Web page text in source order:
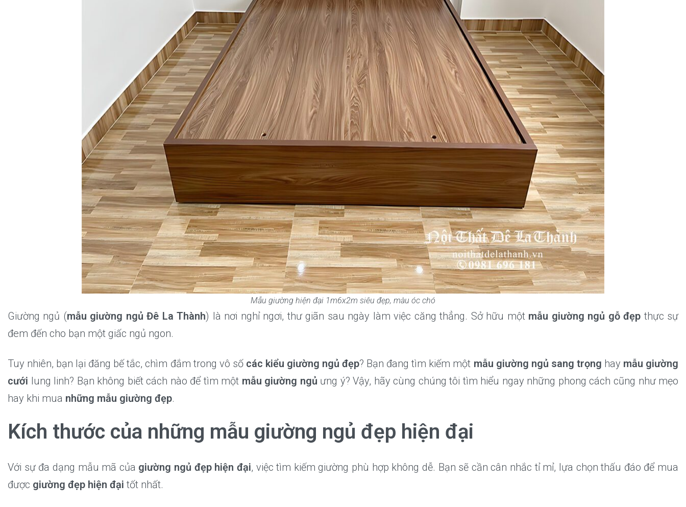
Mẫu giường hiện đại 1m6x2m siêu đẹp, màu óc chó
Giường ngủ (mẫu giường ngủ Đê La Thành) là nơi nghỉ ngơi, thư giãn sau ngày làm việc căng thẳng. Sở hữu một mẫu giường ngủ gỗ đẹp thực sự
đem đến cho bạn một giấc ngủ ngon.
Tuy nhiên, bạn lại đăng bế tắc, chìm đắm trong vô số các kiểu giường ngủ đẹp? Bạn đang tìm kiếm một mẫu giường ngủ sang trọng hay mẫu giường
cưới lung linh? Bạn không biết cách nào để tìm một mẫu giường ngủ ưng ý? Vậy, hãy cùng chúng tôi tìm hiểu ngay những phong cách cũng như mẹo
hay khi mua những mẫu giường đẹp.
Kích thước của những mẫu giường ngủ đẹp hiện đại
Với sự đa dạng mẫu mã của giường ngủ đẹp hiện đại, việc tìm kiếm giường phù hợp không dễ. Bạn sẽ cần cân nhắc tỉ mỉ, lựa chọn thấu đáo để mua
được giường đẹp hiện đại tốt nhất.